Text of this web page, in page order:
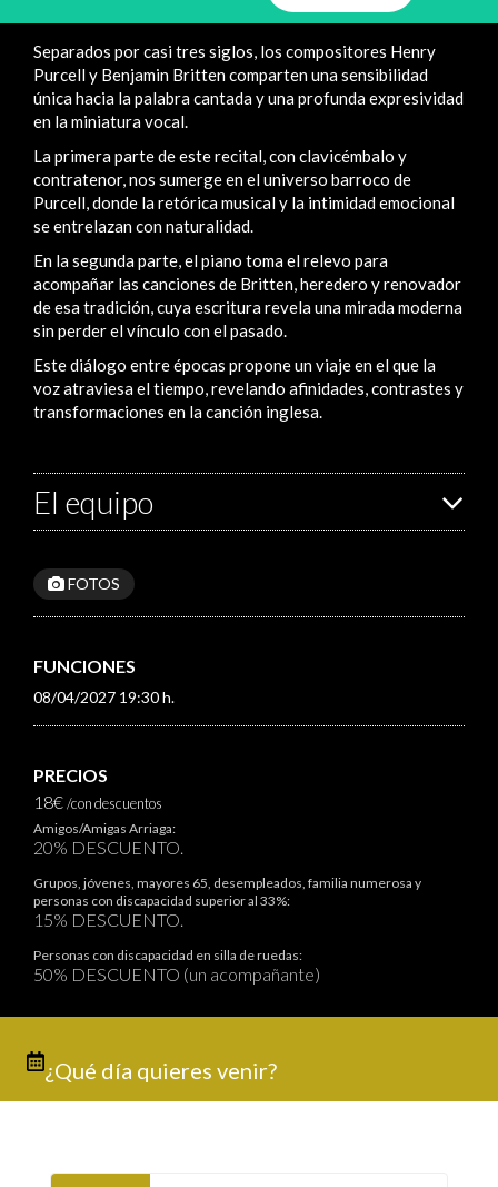
Separados por casi tres siglos, los compositores Henry
Purcell y Benjamin Britten comparten una sensibilidad
única hacia la palabra cantada y una profunda expresividad
en la miniatura vocal.
La primera parte de este recital, con clavicémbalo y
contratenor, nos sumerge en el universo barroco de
Purcell, donde la retórica musical y la intimidad emocional
se entrelazan con naturalidad.
En la segunda parte, el piano toma el relevo para
acompañar las canciones de Britten, heredero y renovador
de esa tradición, cuya escritura revela una mirada moderna
sin perder el vínculo con el pasado.
Este diálogo entre épocas propone un viaje en el que la
voz atraviesa el tiempo, revelando afinidades, contrastes y
transformaciones en la canción inglesa.
El equipo
FOTOS
FUNCIONES
08/04/2027 19:30 h.
PRECIOS
18€/con descuentos
Amigos/Amigas Arriaga:
20% DESCUENTO.
Grupos, jóvenes, mayores 65, desempleados, familia numerosa y
personas con discapacidad superior al 33%:
15% DESCUENTO.
Personas con discapacidad en silla de ruedas:
50% DESCUENTO (un acompañante)
¿Qué día quieres venir?